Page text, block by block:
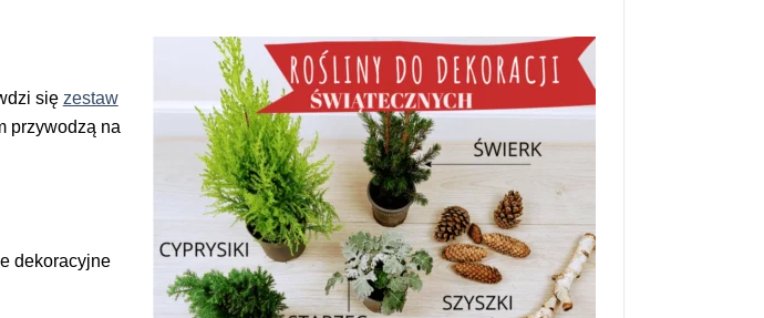
się zestaw
przywodzą na
dekoracyjne